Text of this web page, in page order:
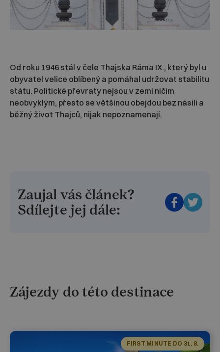
Od roku 1946 stál v čele Thajska Ráma IX., který byl u
obyvatel velice oblíbený a pomáhal udržovat stabilitu
státu. Politické převraty nejsou v zemi ničím
neobvyklým, přesto se většinou obejdou bez násilí a
běžný život Thajců, nijak nepoznamenají.
Zaujal vás článek?
Sdílejte jej dále:
Zájezdy do této destinace
FIRST MINUTE DO 31. 8.